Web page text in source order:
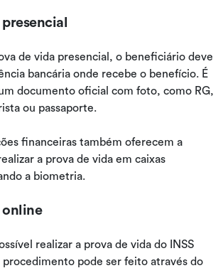
de vida presencial, o beneficiário deve
bancária onde recebe o benefício. É
documento oficial com foto, como RG,
ou passaporte.
financeiras também oferecem a
a prova de vida em caixas
a biometria.
online
realizar a prova de vida do INSS
procedimento pode ser feito através do